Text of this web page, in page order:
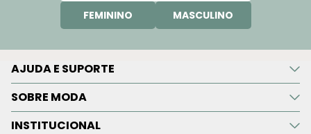
FEMININO MASCULINO
AJUDA E SUPORTE
SOBRE MODA
INSTITUCIONAL